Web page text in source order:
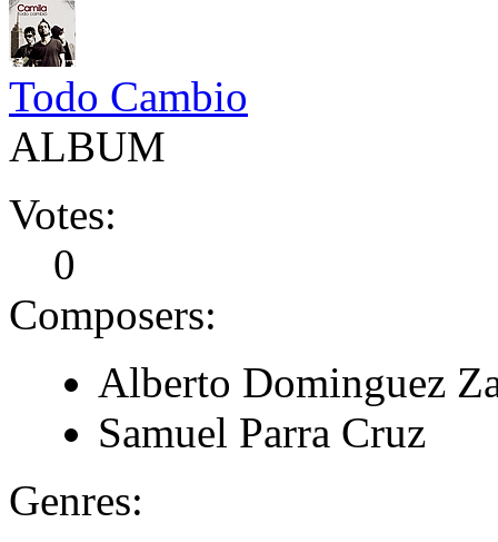
Todo Cambio
ALBUM
Votes:
0
Composers:
Alberto Dominguez
Samuel Parra Cruz
Genres: